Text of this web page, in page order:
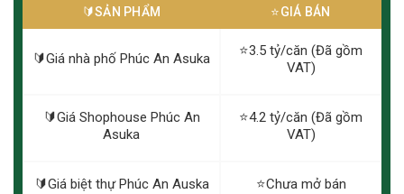
🔰️SẢN PHẨM ⭐️GIÁ BÁN
🔰️Giá nhà phố Phúc An Asuka
⭐️3.5 tỷ/căn (Đã gồm
VAT)
🔰️Giá Shophouse Phúc An
Asuka
⭐️4.2 tỷ/căn (Đã gồm
VAT)
🔰️Giá biệt thự Phúc An Auska ⭐️Chưa mở bán